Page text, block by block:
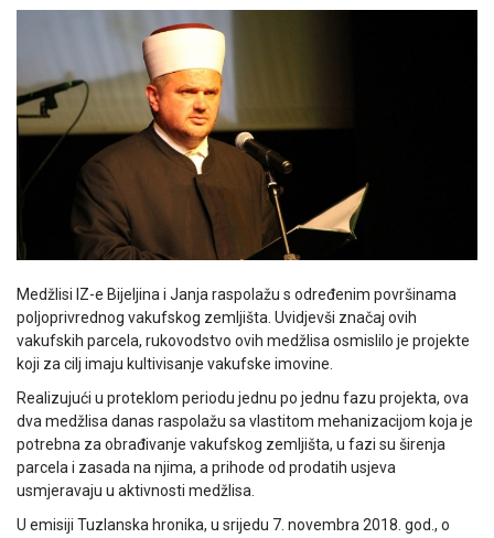
Medžlisi IZ-e Bijeljina i Janja raspolažu s određenim površinama
poljoprivrednog vakufskog zemljišta. Uvidjevši značaj ovih
vakufskih parcela, rukovodstvo ovih medžlisa osmislilo je projekte
koji za cilj imaju kultivisanje vakufske imovine.
Realizujući u proteklom periodu jednu po jednu fazu projekta, ova
dva medžlisa danas raspolažu sa vlastitom mehanizacijom koja je
potrebna za obrađivanje vakufskog zemljišta, u fazi su širenja
parcela i zasada na njima, a prihode od prodatih usjeva
usmjeravaju u aktivnosti medžlisa.
U emisiji Tuzlanska hronika, u srijedu 7. novembra 2018. god., o